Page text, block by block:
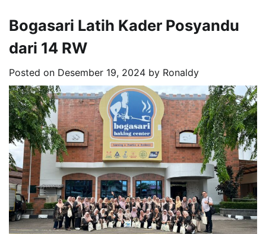
Bogasari Latih Kader Posyandu
dari 14 RW
Posted on Desember 19, 2024 by Ronaldy